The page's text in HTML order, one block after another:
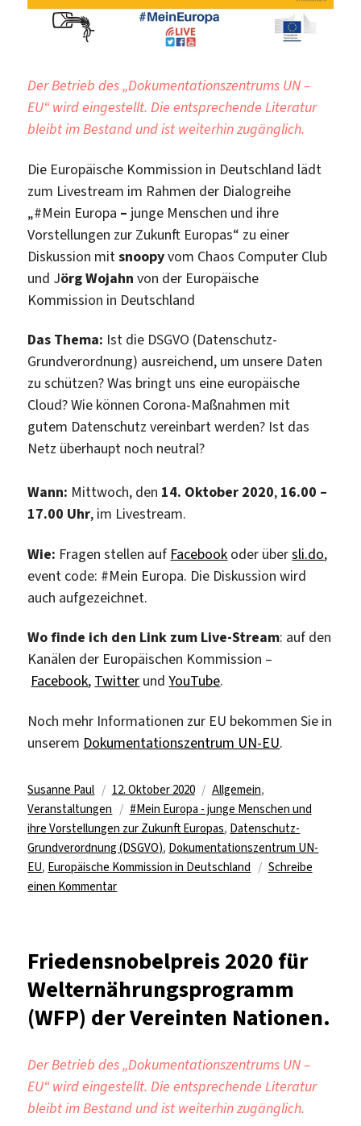
Der Betrieb des „Dokumentationszentrums UN –
EU“ wird eingestellt. Die entsprechende Literatur
bleibt im Bestand und ist weiterhin zugänglich.
Die Europäische Kommission in Deutschland lädt
zum Livestream im Rahmen der Dialogreihe
„#Mein Europa – junge Menschen und ihre
Vorstellungen zur Zukunft Europas“ zu einer
Diskussion mitsnoopyvom Chaos Computer Club
und Jörg Wojahn von der Europäische
Kommission in Deutschland
Das Thema: Ist die DSGVO (Datenschutz-
Grundverordnung) ausreichend, um unsere Daten
zu schützen? Was bringt uns eine europäische
Cloud? Wie können Corona-Maßnahmen mit
gutem Datenschutz vereinbart werden? Ist das
Netz überhaupt noch neutral?
Wann: Mittwoch, den 14. Oktober 2020, 16.00 –
17.00 Uhr, im Livestream.
Wie: Fragen stellen auf Facebook oder übersli.do,
event code: #Mein Europa. Die Diskussion wird
auch aufgezeichnet.
Wo finde ich den Link zum Live-Stream: auf den
Kanälen der Europäischen Kommission –
Facebook, Twitter undYouTube.
Noch mehr Informationen zur EU bekommen Sie in
unserem Dokumentationszentrum UN-EU.
Autor
Susanne Paul
Veröffentlicht
am
12. Oktober 2020 Kategorien
Allgemein,
Veranstaltungen
Schlagwörter
#Mein Europa - junge Menschen und
ihre Vorstellungen zur Zukunft Europas, Datenschutz-
Grundverordnung (DSGVO), Dokumentationszentrum UN-
EU, Europäische Kommission in Deutschland
Schreibe
einen Kommentarzu
die
DSGVO
Friedensnobelpreis 2020 für
Welternährungsprogramm
(WFP) der Vereinten Nationen.
Der Betrieb des „Dokumentationszentrums UN –
EU“ wird eingestellt. Die entsprechende Literatur
bleibt im Bestand und ist weiterhin zugänglich.